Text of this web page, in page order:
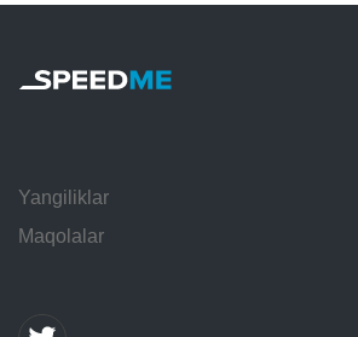
Yangiliklar
Maqolalar